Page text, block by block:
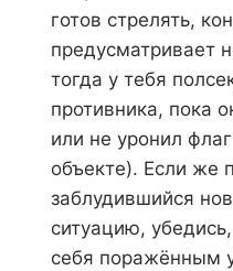
готов стрелять,
предусматривает
тогда у тебя
противника, пока
или не уронил
объекте). Если же
заблудившийся
ситуацию,
себя поражённым